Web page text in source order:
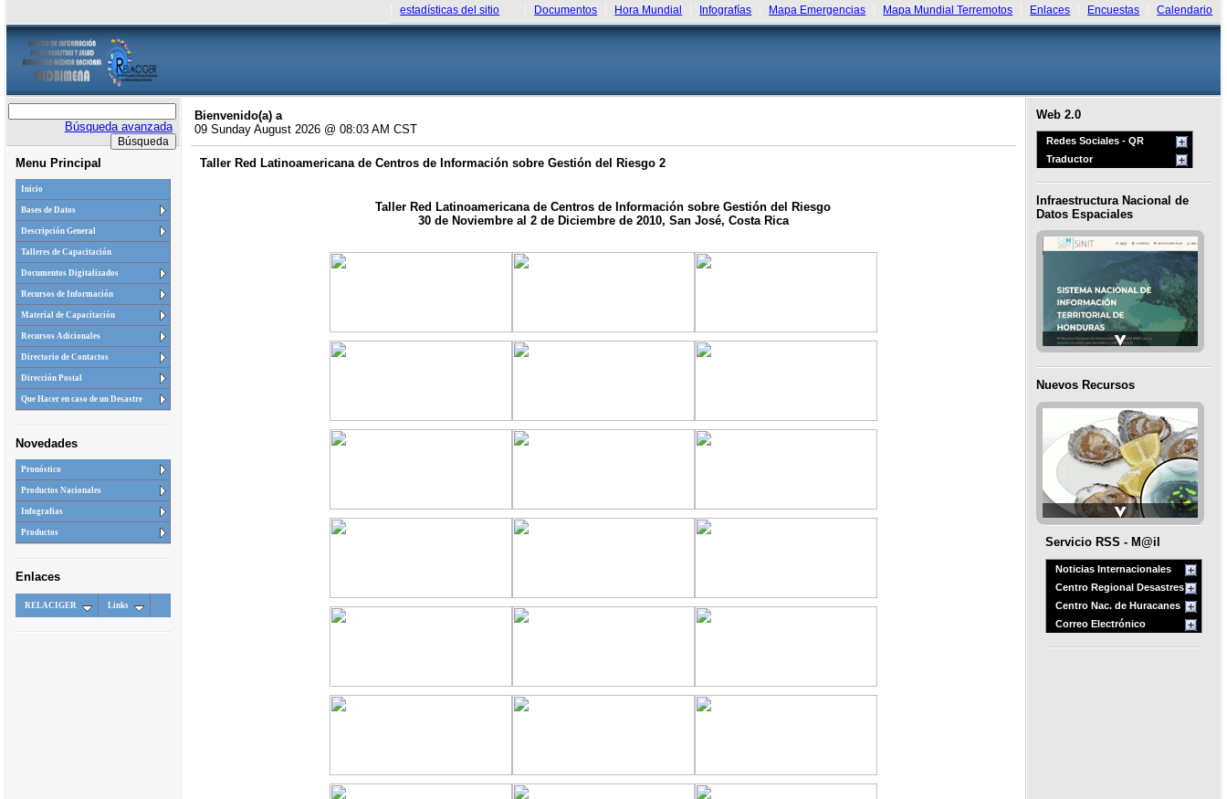
estadísticas del sitio Documentos Hora Mundial Infografías Mapa Emergencias Mapa Mundial Terremotos Enlaces Encuestas Calendario
Búsqueda avanzada
Menu Principal
Inicio
Bases de Datos
Descripción General
Talleres de Capacitación
Documentos Digitalizados
Recursos de Información
Material de Capacitación
Recursos Adicionales
Directorio de Contactos
Dirección Postal
Que Hacer en caso de un Desastre
Novedades
Pronóstico
Productos Nacionales
Infografias
Productos
Enlaces
RELACIGER Links
Bienvenido(a) a
09 Sunday August 2026 @ 08:03 AM CST
Taller Red Latinoamericana de Centros de Información sobre Gestión del Riesgo 2
Taller Red Latinoamericana de Centros de Información sobre Gestión del Riesgo
30 de Noviembre al 2 de Diciembre de 2010, San José, Costa Rica
Web 2.0
Redes Sociales - QR
Traductor
Infraestructura Nacional de
Datos Espaciales
Nuevos Recursos
Servicio RSS - M@il
Noticias Internacionales
Centro Regional Desastres
Centro Nac. de Huracanes
Correo Electrónico